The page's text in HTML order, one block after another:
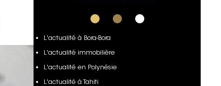
L'actualité à Bora-Bora
L'actualité immobilière
L'actualité en Polynésie
L'actualité à Tahiti